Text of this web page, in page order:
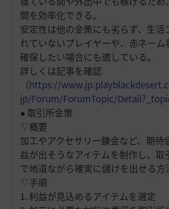
間を効率化できる。
安定性は他の金策にも劣らず、生活
れていないプレイヤーや、赤ネーム
確保したい場合にも適している。
詳しくは記事を確認
（https://
jp/Forum/ForumTopic/
● 取引所金策
▽概要
加工やアクセサリー錬金など、期待
益が出そうなアイテムを制作し、取
で地道ながら確実に儲けを出せる方
▽手順
1. 利益が見込めるアイテムを選定